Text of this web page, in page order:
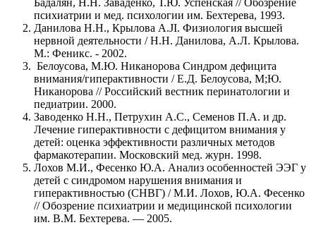
психиатрии и мед. психологии им. Бехтерева, 1993.
Данилова Н.Н., Крылова A.JI. Физиология высшей
нервной деятельности / Н.Н. Данилова, А.Л. Крылова.
М.: Феникс. - 2002.
Белоусова, М.Ю. Никанорова Синдром дефицита
внимания/гиперактивности / Е.Д. Белоусова, М;Ю.
Никанорова // Российский вестник перинатологии и
педиатрии. 2000.
Заводенко Н.Н., Петрухин А.С., Семенов П.А. и др.
Лечение гиперактивности с дефицитом внимания у
детей: оценка эффективности различных методов
фармакотерапии. Московский мед. журн. 1998.
Лохов М.И., Фесенко Ю.А. Анализ особенностей ЭЭГ у
детей с синдромом нарушения внимания и
гиперактивностью (СНВГ) / М.И. Лохов, Ю.А. Фесенко
// Обозрение психиатрии и медицинской психологии
им. В.М. Бехтерева. — 2005.